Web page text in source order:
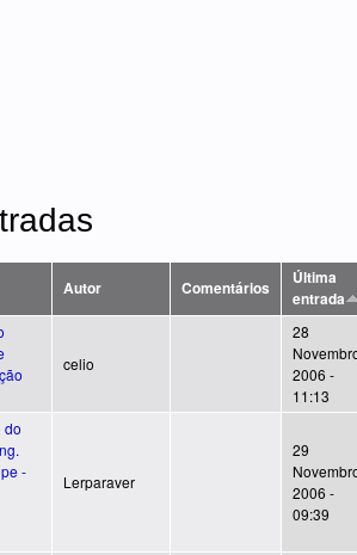
Autor Comentários
Última
entrada
celio
28
2006 -
11:13
do
-
Lerparaver
29
2006 -
09:39